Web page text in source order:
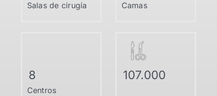
Salas de cirugía Camas
8
Centros
107.000